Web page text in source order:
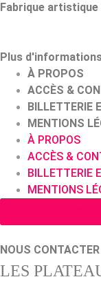
Fabrique
Plus
À PROPOS
ACCÈS &
BILLETTERIE
MENTIONS
À PROPOS
ACCÈS &
BILLETTERIE
MENTIONS
NOUS CONTACTER
LES